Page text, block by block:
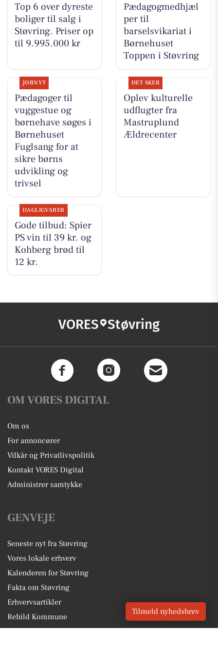
Top 6 over dyreste
boliger til salg i
Støvring. Priser op
til 9.995.000 kr
Pædagogmedhjæl
per til
barselsvikariat i
Børnehuset
Toppen i Støvring
JOBNYT
Pædagoger til
vuggestue og
børnehave søges i
Børnehuset
Fuglsang for at
sikre børns
udvikling og
trivsel
DET SKER
Oplev kulturelle
udflugter fra
Mastruplund
Ældrecenter
DAGLIGVARER
Gode tilbud: Spier
PS vin til 39 kr. og
Kohberg brød til
12 kr.
VORES Støvring
OM VORES DIGITAL
Om os
For annoncører
Vilkår og Privatlivspolitik
Kontakt VORES Digital
Administrer samtykke
GENVEJE
Seneste nyt fra Støvring
Vores lokale erhverv
Kalenderen for Støvring
Fakta om Støvring
Erhvervsartikler
Rebild Kommune
Tilmeld nyhedsbrev